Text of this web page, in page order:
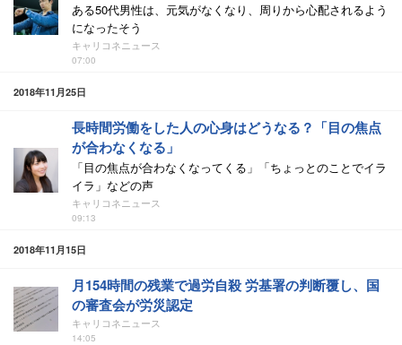
ある50代男性は、元気がなくなり、周りから心配されるよう
になったそう
キャリコネニュース
07:00
2018年11月25日
長時間労働をした人の心身はどうなる？「目の焦点
が合わなくなる」
「目の焦点が合わなくなってくる」「ちょっとのことでイラ
イラ」などの声
キャリコネニュース
09:13
2018年11月15日
月154時間の残業で過労自殺 労基署の判断覆し、国
の審査会が労災認定
キャリコネニュース
14:05